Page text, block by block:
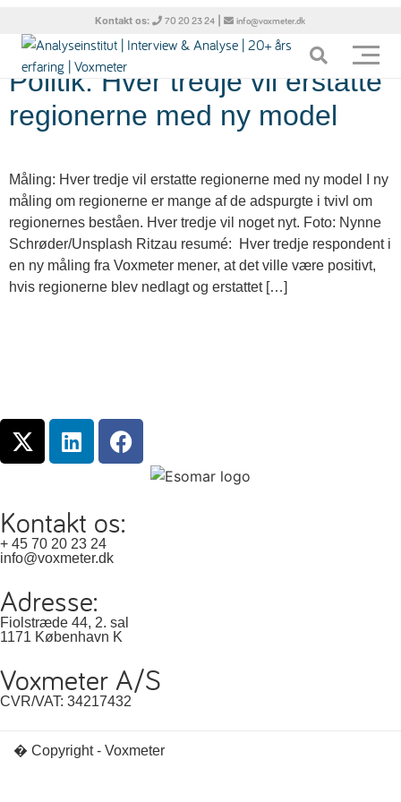
Kontakt os: 70 20 23 24 | info@voxmeter.dk
Tag: regionerne
Politik: Hver tredje vil erstatte
regionerne med ny model
Måling: Hver tredje vil erstatte regionerne med ny model I ny
måling om regionerne er mange af de adspurgte i tvivl om
regionernes beståen. Hver tredje vil noget nyt. Foto: Nynne
Schrøder/Unsplash Ritzau resumé: Hver tredje respondent i
en ny måling fra Voxmeter mener, at det ville være positivt,
hvis regionerne blev nedlagt og erstattet […]
Kontakt os:
+ 45 70 20 23 24
info@voxmeter.dk
Adresse:
Fiolstræde 44, 2. sal
1171 København K
Voxmeter A/S
CVR/VAT: 34217432
� Copyright - Voxmeter